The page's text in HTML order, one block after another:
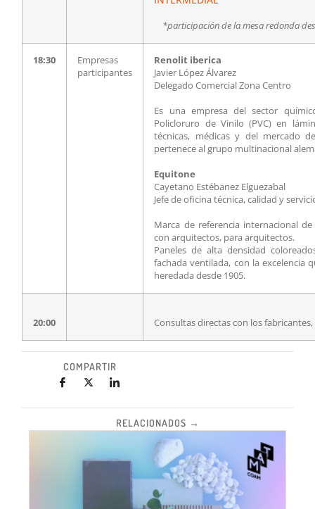
*participación de la mesa redonda
18:30
Empresas
participantes
Renolit iberica
Javier López Álvarez
Delegado Comercial Zona Centro
Es una empresa del sector
Policloruro de Vinilo (PVC) en
técnicas, médicas y del mercado
pertenece al grupo multinacional
Equitone
Cayetano Estébanez Elguezabal
Jefe de oficina técnica, calidad y
Marca de referencia internacional
con arquitectos, para arquitectos.
Paneles de alta densidad
fachada ventilada, con la excelencia
heredada desde 1905.
20:00 Consultas directas con los
COMPARTIR
RELACIONADOS →